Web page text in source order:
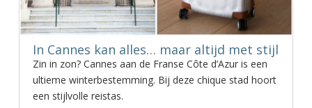
In Cannes kan alles… maar altijd met stijl
Zin in zon? Cannes aan de Franse Côte d’Azur is een
ultieme winterbestemming. Bij deze chique stad hoort
een stijlvolle reistas.